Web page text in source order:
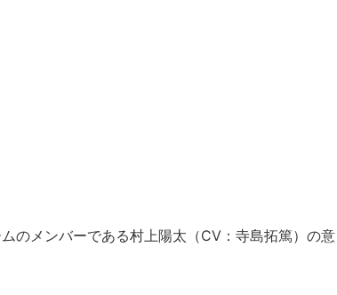
のメンバーである村上陽太（CV：寺島拓篤）の意